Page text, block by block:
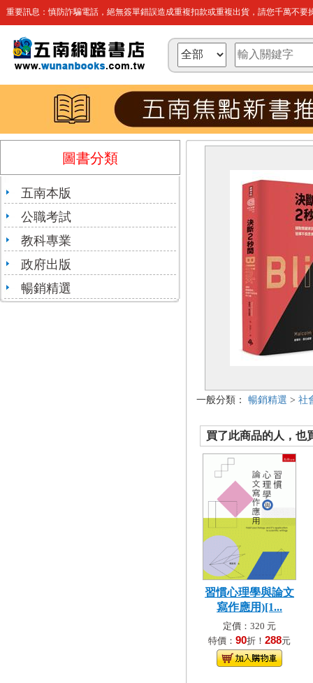
重要訊息：慎防詐騙電話，絕無簽單錯誤造成重複扣款或重複出貨，請您千萬不要
圖書分類
五南本版
公職考試
教科專業
政府出版
暢銷精選
一般分類： 暢銷精選 > 社
買了此商品的人，也
習慣心理學與論文
寫作應用)[1...
定價：320 元
特價： 90折！ 288元